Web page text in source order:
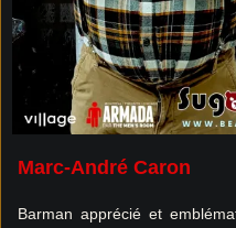
Marc-André Caron
Barman apprécié et